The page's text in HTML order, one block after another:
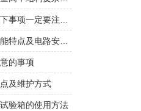
的事项
及维护方式
验箱的使用方法